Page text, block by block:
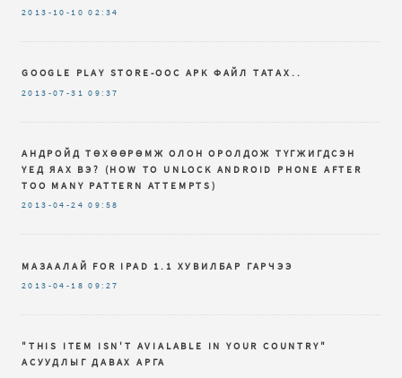
2013-10-10 02:34
GOOGLE PLAY STORE-ООС APK ФАЙЛ ТАТАХ..
2013-07-31 09:37
АНДРОЙД ТӨХӨӨРӨМЖ ОЛОН ОРОЛДОЖ ТҮГЖИГДСЭН
ҮЕД ЯАХ ВЭ? (HOW TO UNLOCK ANDROID PHONE AFTER
TOO MANY PATTERN ATTEMPTS)
2013-04-24 09:58
МАЗААЛАЙ FOR IPAD 1.1 ХУВИЛБАР ГАРЧЭЭ
2013-04-18 09:27
"THIS ITEM ISN'T AVIALABLE IN YOUR COUNTRY"
АСУУДЛЫГ ДАВАХ АРГА